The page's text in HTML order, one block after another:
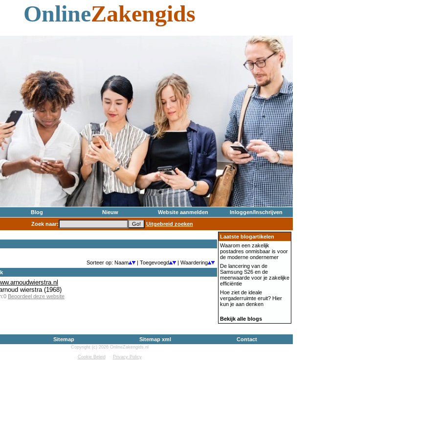
OnlineZakengids
Blog Nieuw Website aanmelden
Inloggen/Inschrijven
Zoek naar:
Uitgebreid zoeken
Sorteer op: Naam | Toegevoegd
| Waardering
wierstra (1968)
Beoordeel deze website
Laatste blogartikelen
Waarom een zakelijk
postadres onmisbaar is voor
de moderne ondernemer
De lancering van de
Samsung S26 en de
meerwaarde voor je zakelijke
efficiëntie
Hoe ziet de ideale
vergaderruimte eruit? Hier
kun je aan denken
Bekijk alle blogs
Sitemap Sitemap xml Contact
Copyright (c) 2026 OnlineZakengids.nl
Cookie Beleid
Privacy Policy